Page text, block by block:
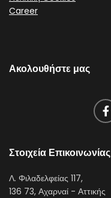
Career
Ακολουθήστε μας
Στοιχεία Επικοινωνίας
Λ. Φιλαδελφείας 117,
136 73, Αχαρναί - Αττικής